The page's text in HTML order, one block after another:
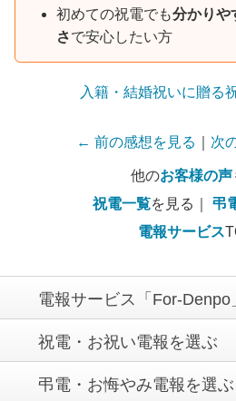
初めての祝電でも分かりや
さで安心したい方
入籍・結婚祝いに贈る
← 前の感想を見る 次
他のお客様の声
祝電一覧を見る｜ 弔
電報サービス
電報サービス「For-Denpo
祝電・お祝い電報を選ぶ
弔電・お悔やみ電報を選ぶ